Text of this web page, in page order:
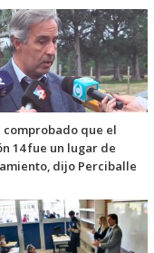
comprobado que el
14 fue un lugar de
dijo Perciballe